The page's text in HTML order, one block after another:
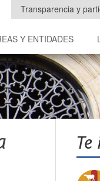
Transparencia y
Y ENTIDADES